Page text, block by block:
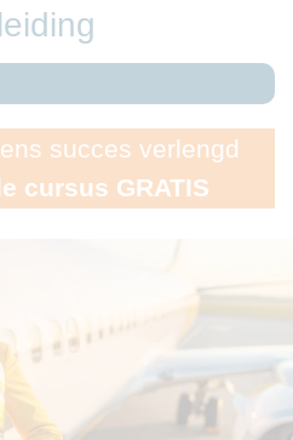
succes verlengd
cursus GRATIS